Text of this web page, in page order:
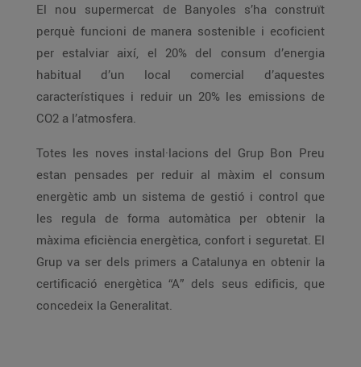
El nou supermercat de Banyoles s’ha construït
perquè funcioni de manera sostenible i ecoficient
per estalviar així, el 20% del consum d’energia
habitual d’un local comercial d’aquestes
característiques i reduir un 20% les emissions de
CO2 a l’atmosfera.
Totes les noves instal·lacions del Grup Bon Preu
estan pensades per reduir al màxim el consum
energètic amb un sistema de gestió i control que
les regula de forma automàtica per obtenir la
màxima eficiència energètica, confort i seguretat. El
Grup va ser dels primers a Catalunya en obtenir la
certificació energètica “A” dels seus edificis, que
concedeix la Generalitat.